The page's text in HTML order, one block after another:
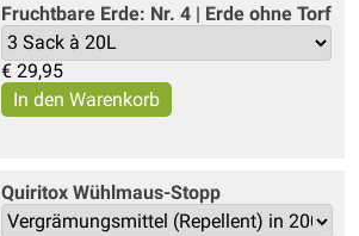
Fruchtbare Erde: Nr. 4 | Erde ohne Torf
€ 29,95
Quiritox Wühlmaus-Stopp